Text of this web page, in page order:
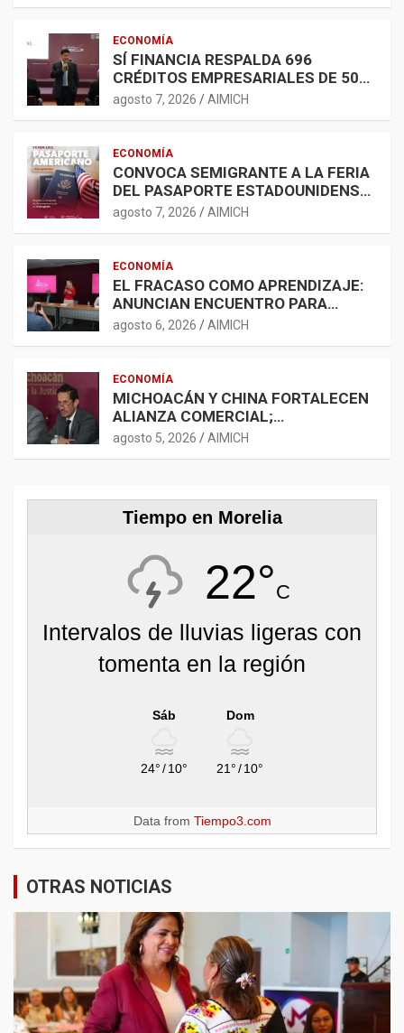
ECONOMÍA
SÍ FINANCIA RESPALDA 696
CRÉDITOS EMPRESARIALES DE 500
MIL A 5 MDP
agosto 7, 2026 AIMICH
ECONOMÍA
CONVOCA SEMIGRANTE A LA FERIA
DEL PASAPORTE ESTADOUNIDENSE
2026
agosto 7, 2026 AIMICH
ECONOMÍA
EL FRACASO COMO APRENDIZAJE:
ANUNCIAN ENCUENTRO PARA
FORTALECER LA RED
agosto 6, 2026 AIMICH
ECONOMÍA
MICHOACÁN Y CHINA FORTALECEN
ALIANZA COMERCIAL;
AGROINDUSTRIA, TECNOLOGÍA Y
agosto 5, 2026 AIMICH
Tiempo en Morelia
22°C
Intervalos de lluvias ligeras con
tomenta en la región
Sáb
24°/10°
Dom
21°/10°
Data from Tiempo3.com
OTRAS NOTICIAS